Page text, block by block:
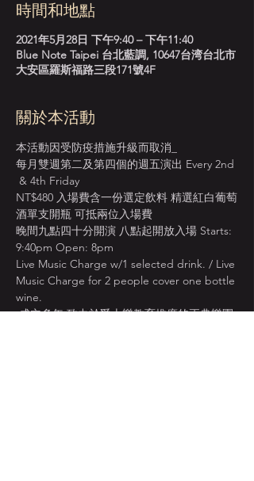
時間和地點
2021年5月28日 下午9:40 – 下午11:40
Blue Note Taipei 台北藍調, 10647台湾台北市
大安區羅斯福路三段171號4F
關於本活動
本活動因受防疫措施升級而取消_
每月雙週第二及第四個的週五演出 Every 2nd
& 4th Friday
NT$480 入場費含一份選定飲料 精選紅白葡萄
酒單支開瓶 可抵兩位入場費
晚間九點四十分開演 八點起開放入場 Starts:
9:40pm Open: 8pm
Live Music Charge w/1 selected drink. / Live
Music Charge for 2 people cover one bottle
wine.
成立多年 致力於爵士樂教育推廣的正典樂團